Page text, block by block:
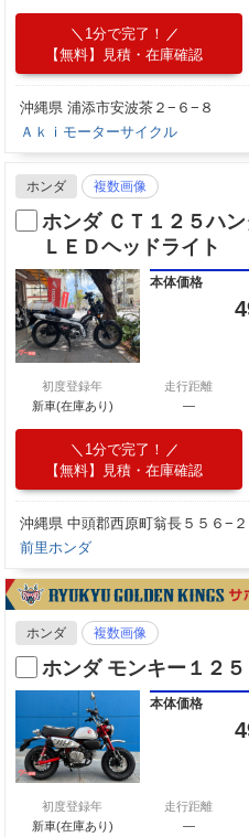
1分で完了！
【無料】見積・在庫確認
沖縄県 浦添市安波茶２−６−８
Ａｋｉモーターサイクル
ホンダ 複数画像
ホンダ ＣＴ１２５ハ
ＬＥＤヘッドライト
本体価格
初度登録年
新車(在庫あり)
走行距離
―
1分で完了！
【無料】見積・在庫確認
沖縄県 中頭郡西原町翁長５５６−２
前里ホンダ
ホンダ 複数画像
ホンダ モンキー１２５
本体価格
初度登録年
新車(在庫あり)
走行距離
―